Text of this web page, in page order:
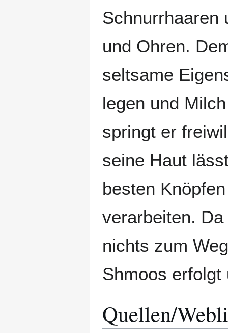
Schnurrhaaren
und Ohren.
seltsame
legen und
springt er
seine Haut
besten
verarbeiten.
nichts zum
Shmoos
Quellen/